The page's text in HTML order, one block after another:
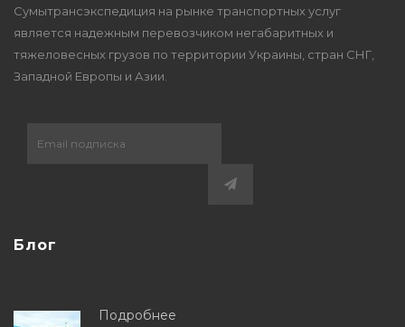
Сумытрансэкспедиция на рынке транспортных услуг
является надежным перевозчиком негабаритных и
тяжеловесных грузов по территории Украины, стран СНГ,
Западной Европы и Азии.
Блог
Подробнее